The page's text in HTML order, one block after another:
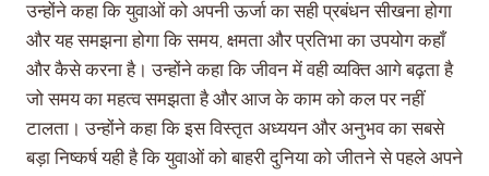
उन्होंने कहा कि युवाओं को अपनी ऊर्जा का सही प्रबंधन सीखना होगा
और यह समझना होगा कि समय, क्षमता और प्रतिभा का उपयोग कहाँ
और कैसे करना है। उन्होंने कहा कि जीवन में वही व्यक्ति आगे बढ़ता है
जो समय का महत्व समझता है और आज के काम को कल पर नहीं
टालता। उन्होंने कहा कि इस विस्तृत अध्ययन और अनुभव का सबसे
बड़ा निष्कर्ष यही है कि युवाओं को बाहरी दुनिया को जीतने से पहले अपने